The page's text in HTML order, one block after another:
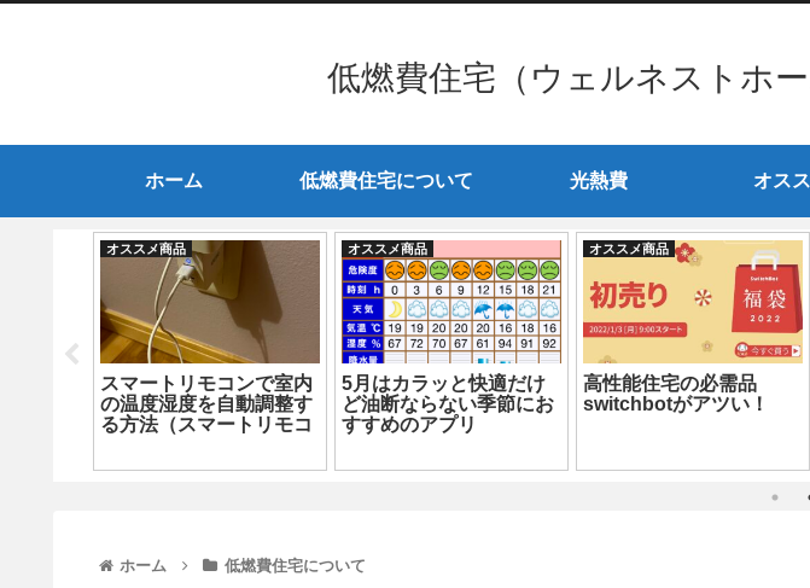
低燃費住宅（ウェルネストホ
ホーム 低燃費住宅について 光熱費 オス
オススメ商品
スマートリモコンで室内
の温度湿度を自動調整す
る方法（スマートリモコ
オススメ商品
5月はカラッと快適だけ
ど油断ならない季節にお
すすめのアプリ
オススメ商品
高性能住宅の必需品
switchbotがアツい！
ホーム 低燃費住宅について